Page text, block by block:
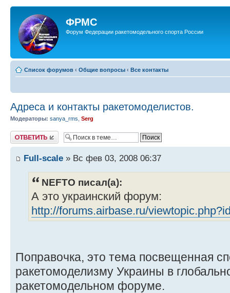
ФРМС
Форум Федерации ракетомодельного спорта России
Список форумов ‹ Общие вопросы ‹ Все контакты
Адреса и контакты ракетомоделистов.
Модераторы: sanya_rms Serg
Ответить
Full-scale » Вс фев 03, 2008 06:37
NEFTO писал(а):
А это украинский форум:
http://forums.airbase.ru/
Поправочка, это тема посвещенная
ракетомоделизму Украины в
ракетомодельном форуме.